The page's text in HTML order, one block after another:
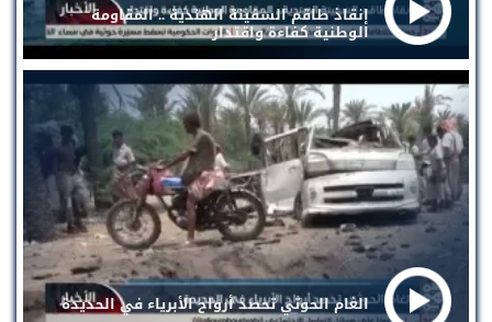
إنقاذ طاقم السفينة الهندية .. المقاومة
الوطنية كفاءة واقتدار
الغام الحوثي تحصد أرواح الأبرياء في الحديدة